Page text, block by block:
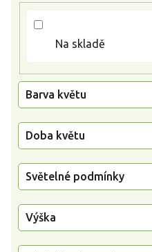
Na skladě
Barva květu
Doba květu
Světelné podmínky
Výška